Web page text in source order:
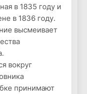
в 1835 году и
в 1836 году.
высмеивает
вокруг
принимают